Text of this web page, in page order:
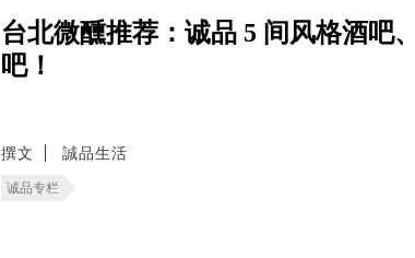
台北微醺推荐：诚品 5 间风格酒吧
吧！
撰文 誠品生活
诚品专栏